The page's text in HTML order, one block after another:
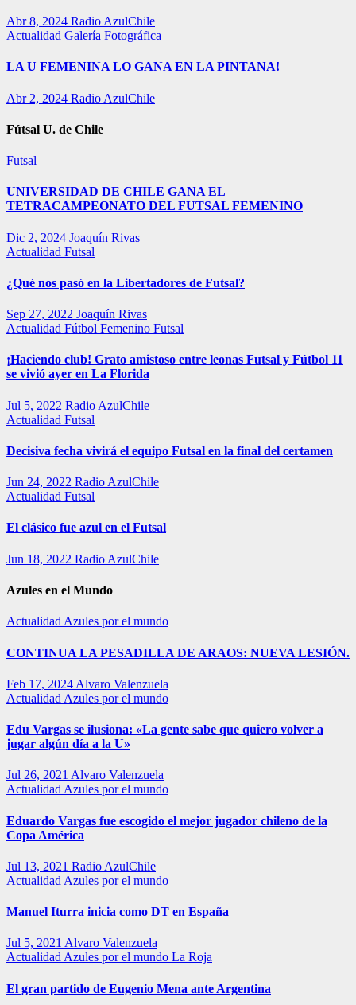
Abr 8, 2024 Radio AzulChile
Actualidad Galería Fotográfica
LA U FEMENINA LO GANA EN LA PINTANA!
Abr 2, 2024 Radio AzulChile
Fútsal U. de Chile
Futsal
UNIVERSIDAD DE CHILE GANA EL
TETRACAMPEONATO DEL FUTSAL FEMENINO
Dic 2, 2024 Joaquín Rivas
Actualidad Futsal
¿Qué nos pasó en la Libertadores de Futsal?
Sep 27, 2022 Joaquín Rivas
Actualidad Fútbol Femenino Futsal
¡Haciendo club! Grato amistoso entre leonas Futsal y Fútbol 11
se vivió ayer en La Florida
Jul 5, 2022 Radio AzulChile
Actualidad Futsal
Decisiva fecha vivirá el equipo Futsal en la final del certamen
Jun 24, 2022 Radio AzulChile
Actualidad Futsal
El clásico fue azul en el Futsal
Jun 18, 2022 Radio AzulChile
Azules en el Mundo
Actualidad Azules por el mundo
CONTINUA LA PESADILLA DE ARAOS: NUEVA LESIÓN.
Feb 17, 2024 Alvaro Valenzuela
Actualidad Azules por el mundo
Edu Vargas se ilusiona: «La gente sabe que quiero volver a
jugar algún día a la U»
Jul 26, 2021 Alvaro Valenzuela
Actualidad Azules por el mundo
Eduardo Vargas fue escogido el mejor jugador chileno de la
Copa América
Jul 13, 2021 Radio AzulChile
Actualidad Azules por el mundo
Manuel Iturra inicia como DT en España
Jul 5, 2021 Alvaro Valenzuela
Actualidad Azules por el mundo La Roja
El gran partido de Eugenio Mena ante Argentina